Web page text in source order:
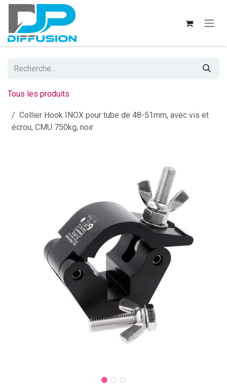
Se rendre au contenu
Tous les produits
Collier Hook INOX pour tube de 48-51mm, avec vis et
écrou, CMU 750kg, noir